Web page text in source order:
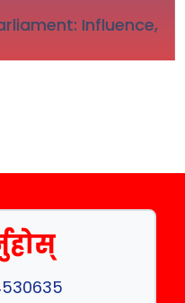
Influence,